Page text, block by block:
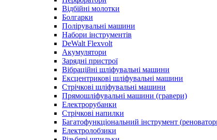
Відбійні молотки
Болгарки
Полірувальні машини
Набори інструментів
DeWalt Flexvolt
Акумулятори
Зарядні пристрої
Вібраційні шліфувальні машини
Ексцентрикові шліфувальні машини
Стрічкові шліфувальні машини
Прямошліфувальні машини (гравери)
Електрорубанки
Стрічкові напилки
Багатофункціональний інструмент
Електролобзики